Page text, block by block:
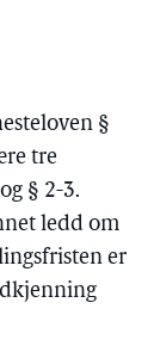
§
tre
§ 2-3.
ledd om
er